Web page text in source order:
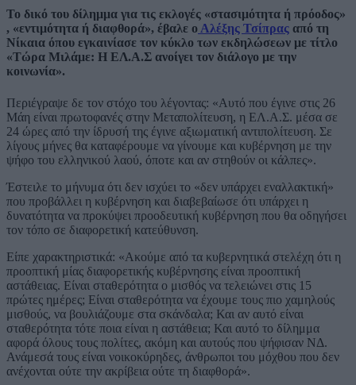
Το δικό του δίλημμα για τις εκλογές «στασιμότητα ή πρόοδος»
, «εντιμότητα ή διαφθορά», έβαλε ο Αλέξης Τσίπρας από τη
Νίκαια όπου εγκαινίασε τον κύκλο των εκδηλώσεων με τίτλο
«Τώρα Μιλάμε: Η ΕΛ.Α.Σ ανοίγει τον διάλογο με την
κοινωνία».
Περιέγραψε δε τον στόχο του λέγοντας: «Αυτό που έγινε στις 26
Μάη είναι πρωτοφανές στην Μεταπολίτευση, η ΕΛ.Α.Σ. μέσα σε
24 ώρες από την ίδρυσή της έγινε αξιωματική αντιπολίτευση. Σε
λίγους μήνες θα καταφέρουμε να γίνουμε και κυβέρνηση με την
ψήφο του ελληνικού λαού, όποτε και αν στηθούν οι κάλπες».
Έστειλε το μήνυμα ότι δεν ισχύει το «δεν υπάρχει εναλλακτική»
που προβάλλει η κυβέρνηση και διαβεβαίωσε ότι υπάρχει η
δυνατότητα να προκύψει προοδευτική κυβέρνηση που θα οδηγήσει
τον τόπο σε διαφορετική κατεύθυνση.
Είπε χαρακτηριστικά: «Ακούμε από τα κυβερνητικά στελέχη ότι η
προοπτική μίας διαφορετικής κυβέρνησης είναι προοπτική
αστάθειας. Είναι σταθερότητα ο μισθός να τελειώνει στις 15
πρώτες ημέρες; Είναι σταθερότητα να έχουμε τους πιο χαμηλούς
μισθούς, να βουλιάζουμε στα σκάνδαλα; Και αν αυτό είναι
σταθερότητα τότε ποια είναι η αστάθεια; Και αυτό το δίλημμα
αφορά όλους τους πολίτες, ακόμη και αυτούς που ψήφισαν ΝΔ.
Ανάμεσά τους είναι νοικοκύρηδες, άνθρωποι του μόχθου που δεν
ανέχονται ούτε την ακρίβεια ούτε τη διαφθορά».